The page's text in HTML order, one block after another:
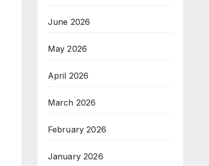
June 2026
May 2026
April 2026
March 2026
February 2026
January 2026